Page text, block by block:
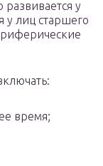
развивается у
у лиц старшего
время;